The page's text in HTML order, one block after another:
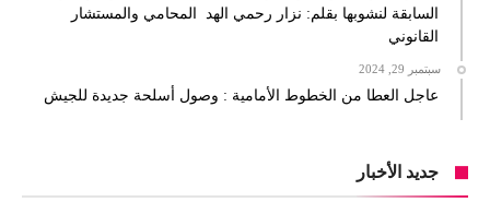
السابقة لنشوبها بقلم: نزار رحمي الهد المحامي والمستشار
القانوني
سبتمبر 29, 2024
عاجل العطا من الخطوط الأمامية : وصول أسلحة جديدة للجيش
جديد الأخبار